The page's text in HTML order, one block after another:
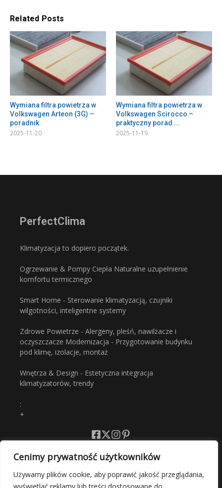
Cenimy prywatność użytkowników
Używamy plików cookie, aby poprawić jakość przeglądania,
Related Posts
Wymiana filtra powietrza w
Volkswagen Arteon (3G) –
poradnik
2025-11-20
Wymiana filtra powietrza w
Volkswagen Scirocco –
praktyczny porad ...
2025-11-19
PerfectClima
Klimatyzacja to dopiero początek.
Ogrzewanie & Pompy Ciepła Naturalne uzupełnienie
komfortu termicznego
Smart Home - Sterowanie klimatyzacją, czujniki
wilgotności, inteligentne systemy
Zdrowe Powietrze - Alergeny, pleśń, nawilżacze i
oczyszczacze Modernizacja - Przygotowanie budynku
pod klimę, izolacje, montaż
Wnętrza & Design - Estetyczna integracja
klimatyzatorów, trendy
:
+